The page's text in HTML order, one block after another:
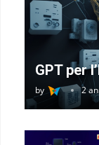
GPT per
by 2